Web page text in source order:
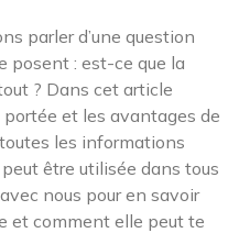
parler d’une question
posent : est-ce que la
? Dans cet article
et les avantages de
les informations
être utilisée dans tous
nous pour en savoir
et comment elle peut te